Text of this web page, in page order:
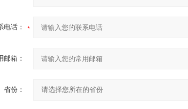
电话：
邮箱：
省份：